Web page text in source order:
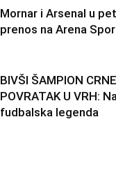
Mornar i Arsenal u
prenos na Arena
BIVŠI ŠAMPION
POVRATAK U VRH:
fudbalska legenda